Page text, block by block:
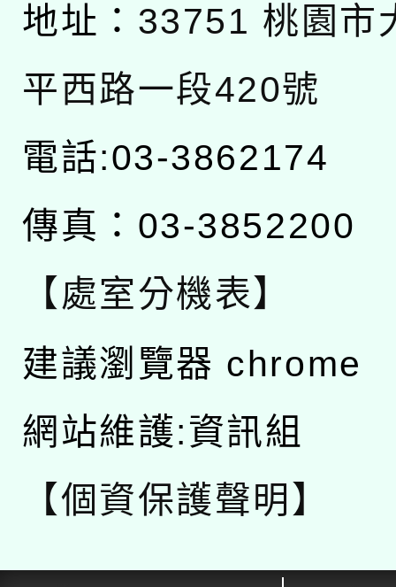
地址： 33751 桃園市
平西路一段420號
電話:03-3862174
傳真：03-3852200
【處室分機表】
建議瀏覽器 chrome
網站維護:資訊組
【個資保護聲明】